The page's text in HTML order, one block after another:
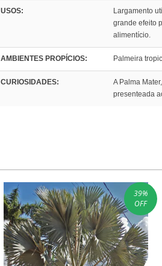
USOS:
Largamento
grande efeito
alimentício.
AMBIENTES PROPÍCIOS: Palmeira
CURIOSIDADES:
A Palma
presenteada
39%
OFF